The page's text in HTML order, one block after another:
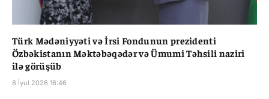
Türk Mədəniyyəti və İrsi Fondunun prezidenti
Özbəkistanın Məktəbəqədər və Ümumi Təhsili naziri
ilə görüşüb
8 İyul 2026 16:46